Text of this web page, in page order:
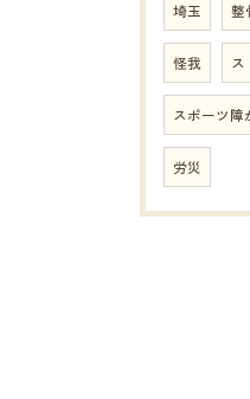
埼玉 整
怪我 ス
スポーツ障
労災